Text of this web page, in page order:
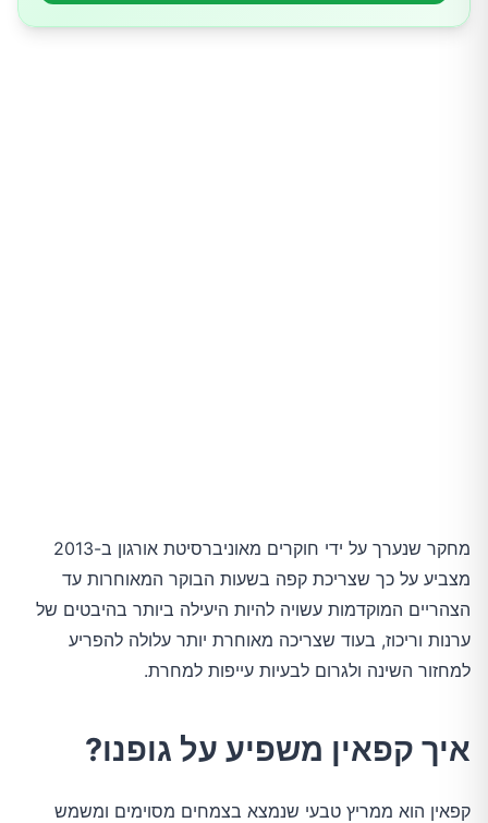
מחקר שנערך על ידי חוקרים מאוניברסיטת אורגון ב-2013
מצביע על כך שצריכת קפה בשעות הבוקר המאוחרות עד
הצהריים המוקדמות עשויה להיות היעילה ביותר בהיבטים של
ערנות וריכוז, בעוד שצריכה מאוחרת יותר עלולה להפריע
למחזור השינה ולגרום לבעיות עייפות למחרת.
איך קפאין משפיע על גופנו?
קפאין הוא ממריץ טבעי שנמצא בצמחים מסוימים ומשמש